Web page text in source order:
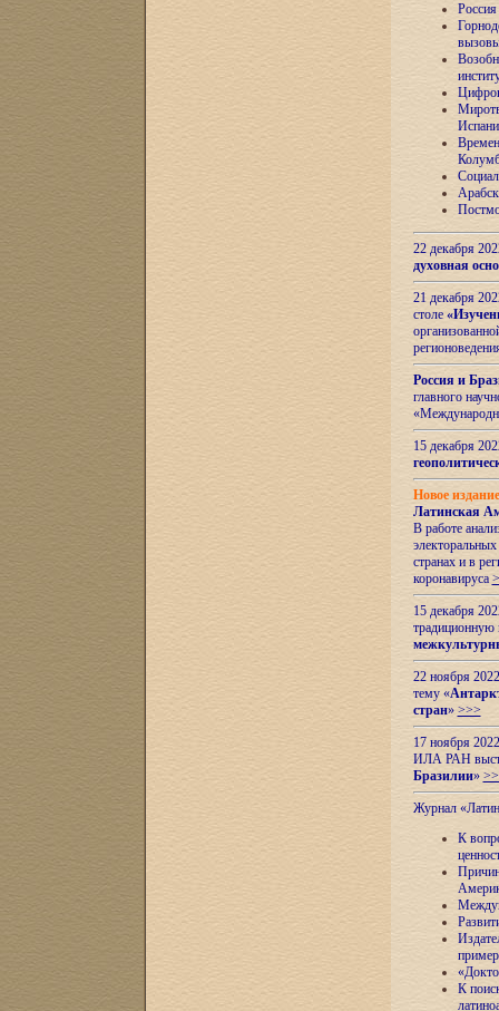
22 декабря
духовная
21 декабря
столе
Россия и
главного
15 декабря
Новое
Латинская
В работе
странах и в
коронавируса
15 декабря
22 ноября
тему «
стран» >>>
17 ноября
ИЛА РАН
Бразилии»
Журнал
К
К